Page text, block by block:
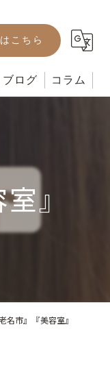
こちら
ブログ コラム
』
名市』『美容室』